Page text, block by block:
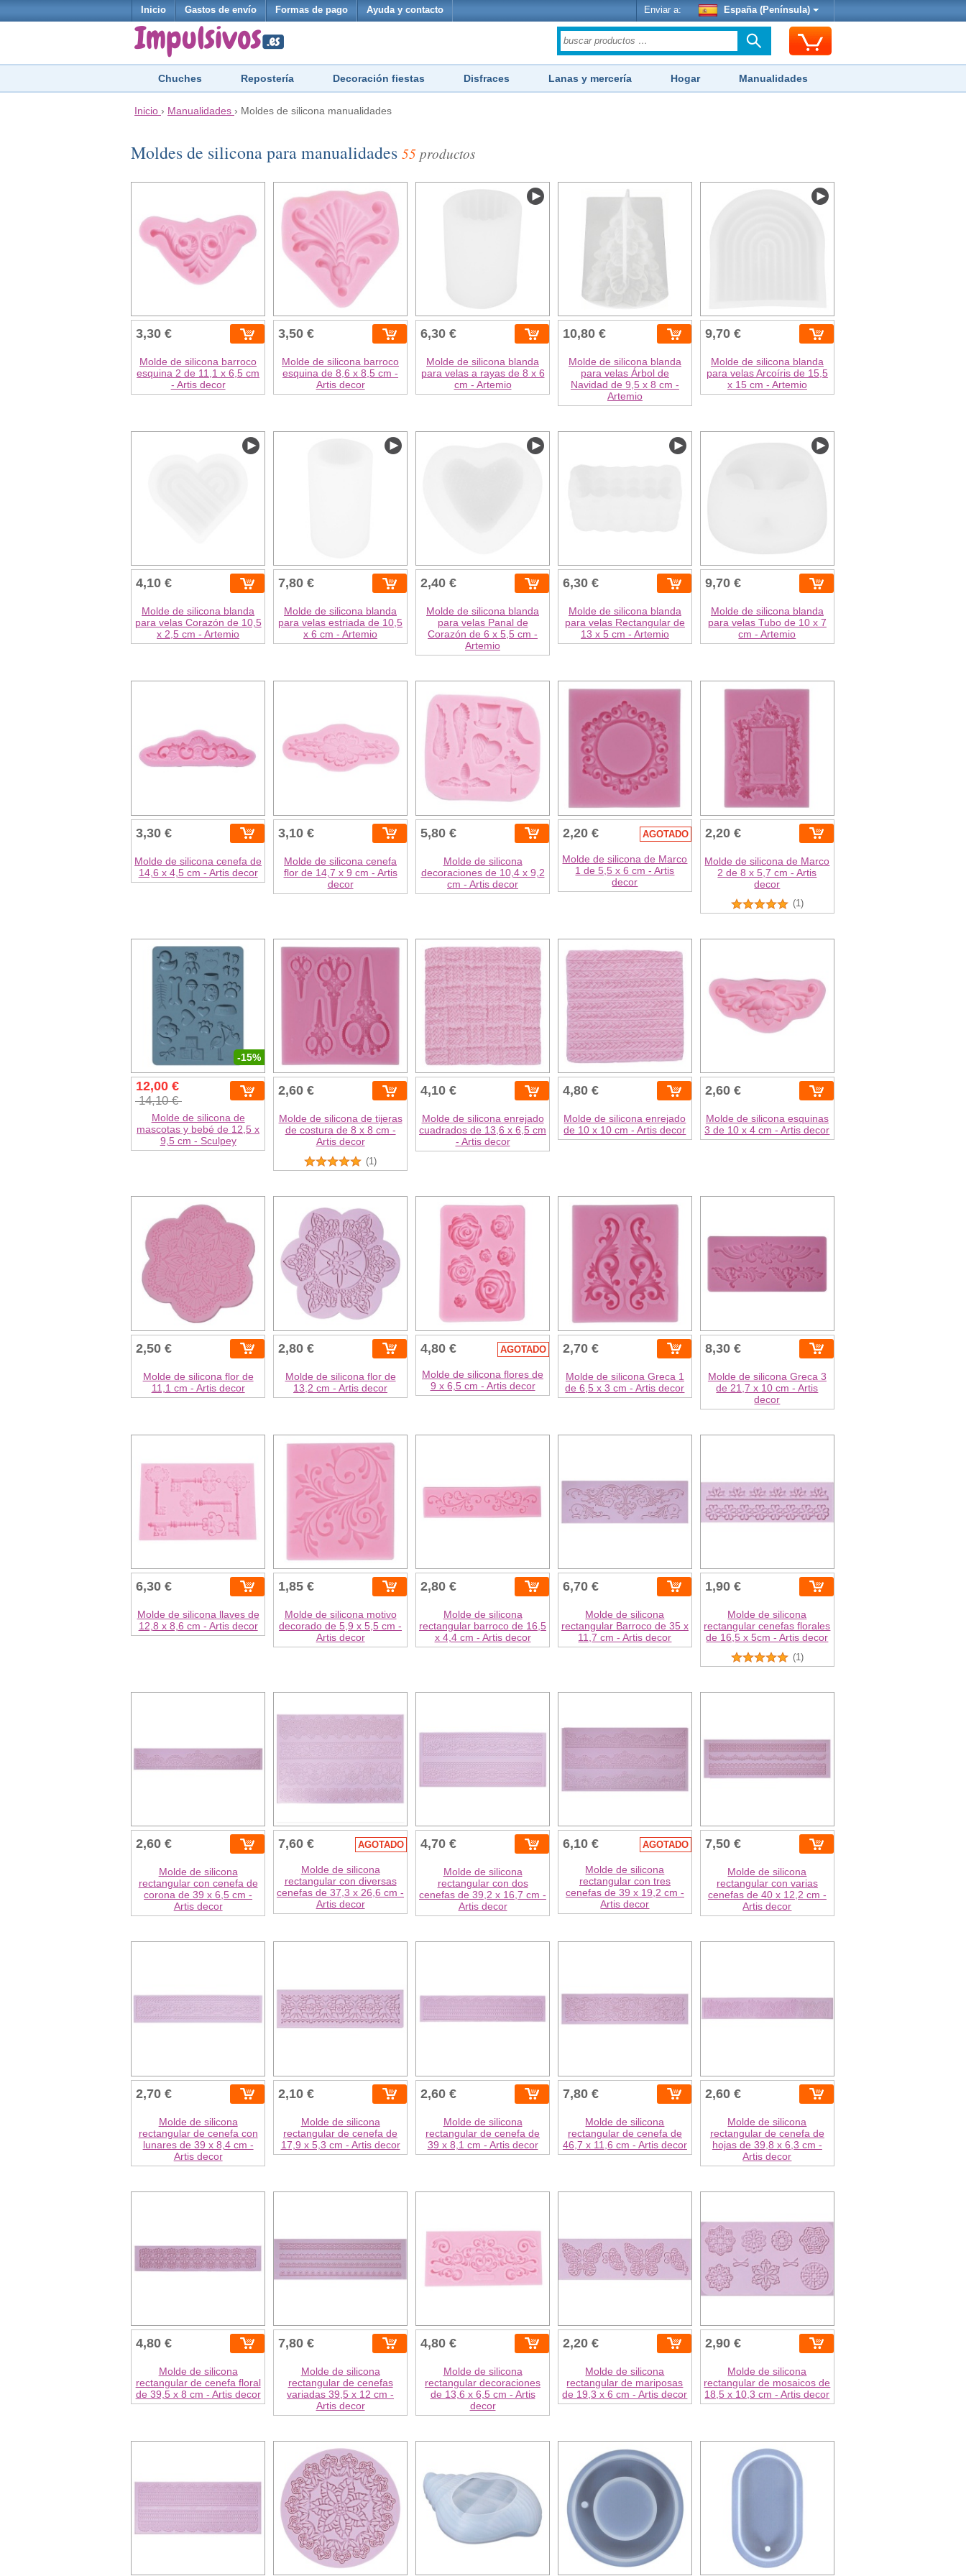
Inicio Gastos de envío Formas de pago Ayuda y contacto Enviar a: España (Península)
Chuches Repostería Decoración fiestas Disfraces Lanas y mercería Hogar Manualidades
Inicio › Manualidades › Moldes de silicona manualidades
Moldes de silicona para manualidades 55 productos
3,30 €
Molde de silicona barroco
esquina 2 de 11,1 x 6,5 cm
- Artis decor
3,50 €
Molde de silicona barroco
esquina de 8,6 x 8,5 cm -
Artis decor
6,30 €
Molde de silicona blanda
para velas a rayas de 8 x 6
cm - Artemio
10,80 €
Molde de silicona blanda
para velas Árbol de
Navidad de 9,5 x 8 cm -
Artemio
9,70 €
Molde de silicona blanda
para velas Arcoíris de 15,5
x 15 cm - Artemio
4,10 €
Molde de silicona blanda
para velas Corazón de 10,5
x 2,5 cm - Artemio
7,80 €
Molde de silicona blanda
para velas estriada de 10,5
x 6 cm - Artemio
2,40 €
Molde de silicona blanda
para velas Panal de
Corazón de 6 x 5,5 cm -
Artemio
6,30 €
Molde de silicona blanda
para velas Rectangular de
13 x 5 cm - Artemio
9,70 €
Molde de silicona blanda
para velas Tubo de 10 x 7
cm - Artemio
3,30 €
Molde de silicona cenefa de
14,6 x 4,5 cm - Artis decor
3,10 €
Molde de silicona cenefa
flor de 14,7 x 9 cm - Artis
decor
5,80 €
Molde de silicona
decoraciones de 10,4 x 9,2
cm - Artis decor
2,20 € AGOTADO
Molde de silicona de Marco
1 de 5,5 x 6 cm - Artis
decor
2,20 €
Molde de silicona de Marco
2 de 8 x 5,7 cm - Artis
decor
(1)
-15%
12,00 €
14,10 €
Molde de silicona de
mascotas y bebé de 12,5 x
9,5 cm - Sculpey
2,60 €
Molde de silicona de tijeras
de costura de 8 x 8 cm -
Artis decor
(1)
4,10 €
Molde de silicona enrejado
cuadrados de 13,6 x 6,5 cm
- Artis decor
4,80 €
Molde de silicona enrejado
de 10 x 10 cm - Artis decor
2,60 €
Molde de silicona esquinas
3 de 10 x 4 cm - Artis decor
2,50 €
Molde de silicona flor de
11,1 cm - Artis decor
2,80 €
Molde de silicona flor de
13,2 cm - Artis decor
4,80 € AGOTADO
Molde de silicona flores de
9 x 6,5 cm - Artis decor
2,70 €
Molde de silicona Greca 1
de 6,5 x 3 cm - Artis decor
8,30 €
Molde de silicona Greca 3
de 21,7 x 10 cm - Artis
decor
6,30 €
Molde de silicona llaves de
12,8 x 8,6 cm - Artis decor
1,85 €
Molde de silicona motivo
decorado de 5,9 x 5,5 cm -
Artis decor
2,80 €
Molde de silicona
rectangular barroco de 16,5
x 4,4 cm - Artis decor
6,70 €
Molde de silicona
rectangular Barroco de 35 x
11,7 cm - Artis decor
1,90 €
Molde de silicona
rectangular cenefas florales
de 16,5 x 5cm - Artis decor
(1)
2,60 €
Molde de silicona
rectangular con cenefa de
corona de 39 x 6,5 cm -
Artis decor
7,60 € AGOTADO
Molde de silicona
rectangular con diversas
cenefas de 37,3 x 26,6 cm -
Artis decor
4,70 €
Molde de silicona
rectangular con dos
cenefas de 39,2 x 16,7 cm -
Artis decor
6,10 € AGOTADO
Molde de silicona
rectangular con tres
cenefas de 39 x 19,2 cm -
Artis decor
7,50 €
Molde de silicona
rectangular con varias
cenefas de 40 x 12,2 cm -
Artis decor
2,70 €
Molde de silicona
rectangular de cenefa con
lunares de 39 x 8,4 cm -
Artis decor
2,10 €
Molde de silicona
rectangular de cenefa de
17,9 x 5,3 cm - Artis decor
2,60 €
Molde de silicona
rectangular de cenefa de
39 x 8,1 cm - Artis decor
7,80 €
Molde de silicona
rectangular de cenefa de
46,7 x 11,6 cm - Artis decor
2,60 €
Molde de silicona
rectangular de cenefa de
hojas de 39,8 x 6,3 cm -
Artis decor
4,80 €
Molde de silicona
rectangular de cenefa floral
de 39,5 x 8 cm - Artis decor
7,80 €
Molde de silicona
rectangular de cenefas
variadas 39,5 x 12 cm -
Artis decor
4,80 €
Molde de silicona
rectangular decoraciones
de 13,6 x 6,5 cm - Artis
decor
2,20 €
Molde de silicona
rectangular de mariposas
de 19,3 x 6 cm - Artis decor
2,90 €
Molde de silicona
rectangular de mosaicos de
18,5 x 10,3 cm - Artis decor